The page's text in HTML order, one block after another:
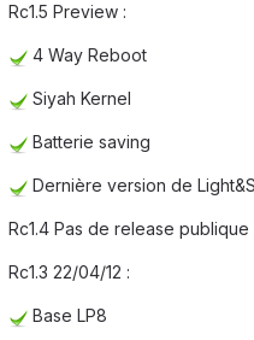
Rc1.5 Preview :
4 Way Reboot
Siyah Kernel
Batterie saving
Dernière version de
Rc1.4 Pas de release publique
Rc1.3 22/04/12 :
Base LP8